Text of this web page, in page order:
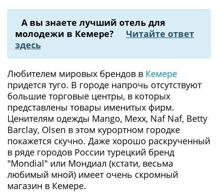
А вы знаете лучший отель для
молодежи в Кемере?
Читайте ответ
здесь
Любителем мировых брендов в Кемере
придется туго. В городе напрочь отсутствуют
большие торговые центры, в которых
представлены товары именитых фирм.
Ценителям одежды Mango, Mexx, Naf Naf, Betty
Barclay, Olsen в этом курортном городке
покажется скучно. Даже хорошо раскрученный
в ряде городов России турецкий бренд
"Mondial" или Мондиал (кстати, весьма
любимый мной) имеет очень скромный
магазин в Кемере.